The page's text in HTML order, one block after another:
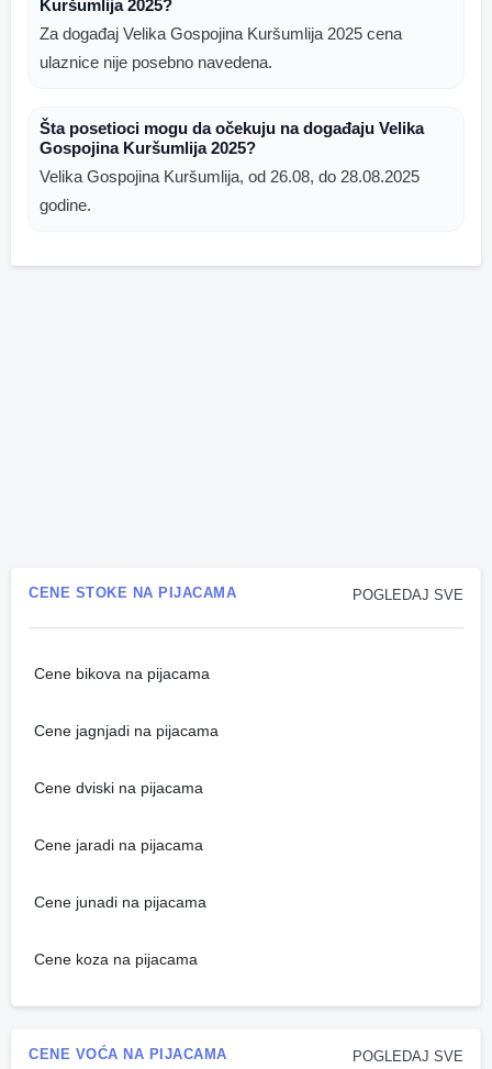
Kuršumlija 2025?
Za događaj Velika Gospojina Kuršumlija 2025 cena
ulaznice nije posebno navedena.
Šta posetioci mogu da očekuju na događaju Velika
Gospojina Kuršumlija 2025?
Velika Gospojina Kuršumlija, od 26.08, do 28.08.2025
godine.
POGLEDAJ SVE
CENE STOKE NA PIJACAMA
Cene bikova na pijacama
Cene jagnjadi na pijacama
Cene dviski na pijacama
Cene jaradi na pijacama
Cene junadi na pijacama
Cene koza na pijacama
POGLEDAJ SVE
CENE VOĆA NA PIJACAMA